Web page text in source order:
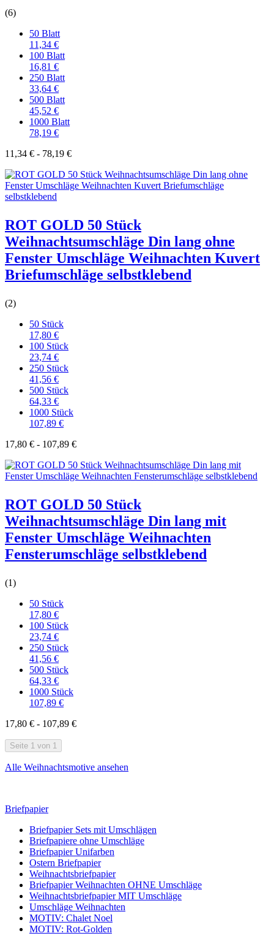
(6)
50 Blatt
11,34 €
100 Blatt
16,81 €
250 Blatt
33,64 €
500 Blatt
45,52 €
1000 Blatt
78,19 €
11,34 € - 78,19 €
ROT GOLD 50 Stück
Weihnachtsumschläge Din lang ohne
Fenster Umschläge Weihnachten Kuvert
Briefumschläge selbstklebend
(2)
50 Stück
17,80 €
100 Stück
23,74 €
250 Stück
41,56 €
500 Stück
64,33 €
1000 Stück
107,89 €
17,80 € - 107,89 €
ROT GOLD 50 Stück
Weihnachtsumschläge Din lang mit
Fenster Umschläge Weihnachten
Fensterumschläge selbstklebend
(1)
50 Stück
17,80 €
100 Stück
23,74 €
250 Stück
41,56 €
500 Stück
64,33 €
1000 Stück
107,89 €
17,80 € - 107,89 €
Seite 1 von 1
Alle Weihnachtsmotive ansehen
Briefpapier
Briefpapier Sets mit Umschlägen
Briefpapiere ohne Umschläge
Briefpapier Unifarben
Ostern Briefpapier
Weihnachtsbriefpapier
Briefpapier Weihnachten OHNE Umschläge
Weihnachtsbriefpapier MIT Umschläge
Umschläge Weihnachten
MOTIV: Chalet Noel
MOTIV: Rot-Golden